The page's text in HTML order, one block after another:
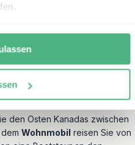
Montréal
exkl. Flug
den Osten Kanadas zwischen
Wohnmobil reisen Sie von